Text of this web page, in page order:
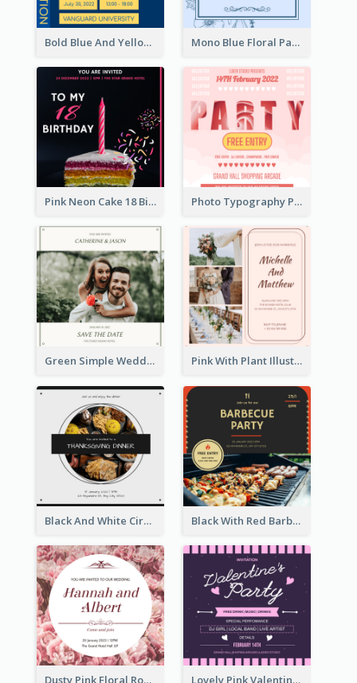
Bold Blue And Yellow Educational Ceremony Invitation Design Ideas Mono Blue Floral Pattern Wedding Invitation
Pink Neon Cake 18 Birthday Invitation Photo Typography Party Invitation Design Templates
Green Simple Wedding Photo Wedding Invitation Pink With Plant Illustration Wedding Party Invitation
Black And White Circle Photo Thanksgiving Dinner Invitation Black With Red Barbecue Housewarming Invitation
Dusty Pink Floral Round Wedding Invitation Lovely Pink Valentine Celebration Invitation Design Ideas